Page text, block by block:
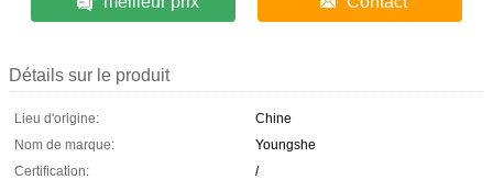
Détails sur le produit
Lieu d'origine:
Chine
Nom de marque:
Youngshe
Certification:
/